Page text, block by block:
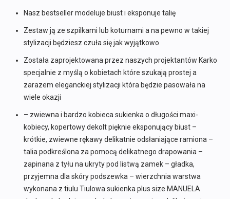
Nasz bestseller modeluje biust i eksponuje talię
Zestaw ją ze szpilkami lub koturnami a na pewno w takiej
stylizacji będziesz czuła się jak wyjątkowo
Została zaprojektowana przez naszych projektantów Karko
specjalnie z myślą o kobietach które szukają prostej a
zarazem eleganckiej stylizacji która będzie pasowała na
wiele okazji
– zwiewna i bardzo kobieca sukienka o długości maxi-
kobiecy, kopertowy dekolt pięknie eksponujący biust –
krótkie, zwiewne rękawy delikatnie odsłaniające ramiona –
talia podkreślona za pomocą delikatnego drapowania –
zapinana z tyłu na ukryty pod listwą zamek – gładka,
przyjemna dla skóry podszewka – wierzchnia warstwa
wykonana z tiulu Tiulowa sukienka plus size MANUELA